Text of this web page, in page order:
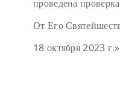
проведена
От Его
18 октября 2023 г.»